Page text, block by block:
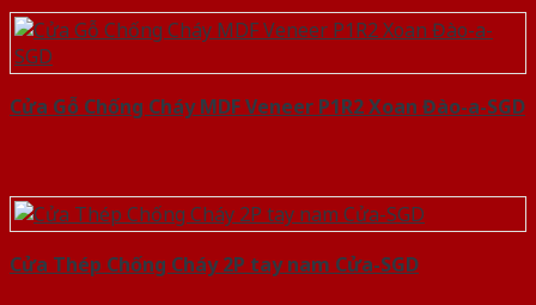
Cửa Gỗ Chống Cháy MDF Veneer P1R2 Xoan Đào-a-SGD
Cửa Thép Chống Cháy 2P tay nam Cửa-SGD